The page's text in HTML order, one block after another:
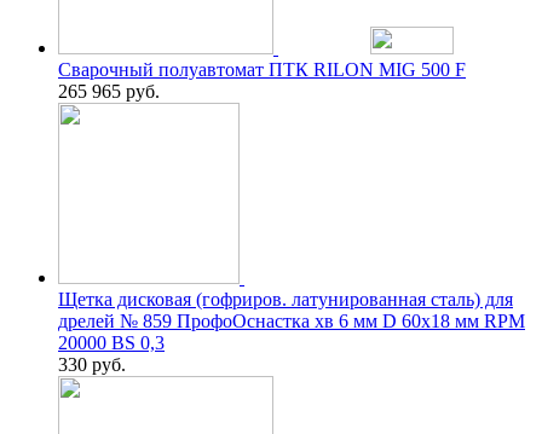
Сварочный полуавтомат ПТК RILON MIG 500 F
265 965 руб.
Щетка дисковая (гофриров. латунированная сталь) для
дрелей № 859 ПрофоОснастка хв 6 мм D 60х18 мм RPM
20000 BS 0,3
330 руб.